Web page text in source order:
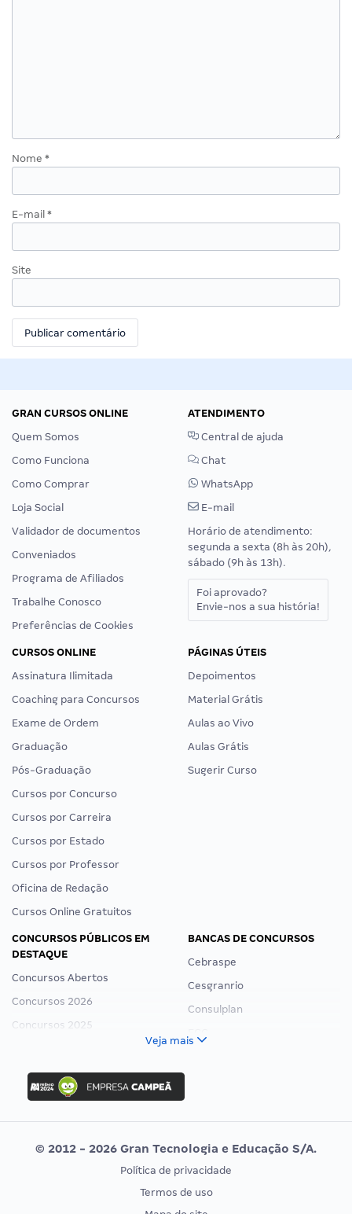
Nome *
E-mail *
Site
GRAN CURSOS ONLINE
Quem Somos
Como Funciona
Como Comprar
Loja Social
Validador de documentos
Conveniados
Programa de Afiliados
Trabalhe Conosco
Preferências de Cookies
ATENDIMENTO
Central de ajuda
Chat
WhatsApp
E-mail
Horário de atendimento:
segunda a sexta (8h às 20h),
sábado (9h às 13h).
Foi aprovado?
Envie-nos a sua história!
CURSOS ONLINE
Assinatura Ilimitada
Coaching para Concursos
Exame de Ordem
Graduação
Pós-Graduação
Cursos por Concurso
Cursos por Carreira
Cursos por Estado
Cursos por Professor
Oficina de Redação
Cursos Online Gratuitos
PÁGINAS ÚTEIS
Depoimentos
Material Grátis
Aulas ao Vivo
Aulas Grátis
Sugerir Curso
CONCURSOS PÚBLICOS EM
DESTAQUE
Concursos Abertos
Concursos 2026
Concursos 2025
Concurso Nacional Unificado
Concurso Ibama
Concurso MPU
Editais publicados
BANCAS DE CONCURSOS
Cebraspe
Cesgranrio
Consulplan
Vunesp
CONCURSOS POR PROFISSÃO
EXAME DE ORDEM
Veja mais
© 2012 - 2026 Gran Tecnologia e Educação S/A.
Política de privacidade
Termos de uso